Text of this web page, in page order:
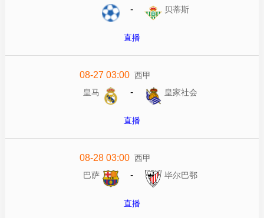
- 贝蒂斯
直播
08-27 03:00 西甲
皇马
- 皇家社会
直播
08-28 03:00 西甲
巴萨
- 毕尔巴鄂
直播